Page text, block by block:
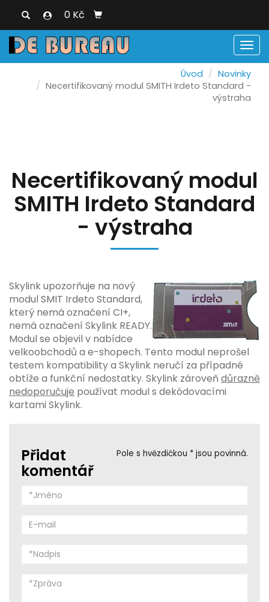
0 Kč
Úvod
Novinky
Necertifikovaný modul SMITH Irdeto Standard -
výstraha
Necertifikovaný modul
SMITH Irdeto Standard
- výstraha
Skylink upozorňuje na nový
modul SMIT Irdeto Standard,
který nemá označení CI+,
nemá označení Skylink READY.
Modul se objevil v nabídce
velkoobchodů a e-shopech. Tento modul neprošel
testem kompatibility a Skylink neručí za případné
obtíže a funkční nedostatky. Skylink zároveň důrazně
nedoporučuje používat modul s dekódovacími
kartami Skylink.
Pole s hvězdičkou * jsou povinná.
Přidat
komentář